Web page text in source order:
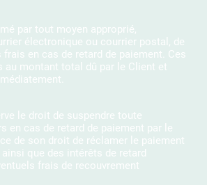
par tout moyen approprié,
électronique ou courrier postal, de
frais en cas de retard de paiement. Ces
au montant total dû par le Client et
le droit de suspendre toute
en cas de retard de paiement par le
de son droit de réclamer le paiement
que des intérêts de retard
frais de recouvrement